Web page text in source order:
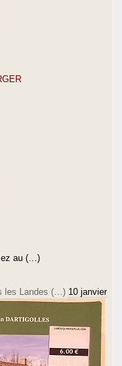
au (…)
les Landes (…) 10 janvier